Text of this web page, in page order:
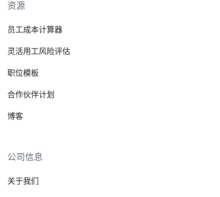
资源
员工成本计算器
灵活用工风险评估
职位模板
合作伙伴计划
博客
公司信息
关于我们